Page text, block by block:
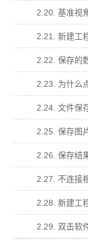
2.21. 新建工
2.22. 保存的
2.23. 为什么
2.24. 文件
2.25. 保存
2.26. 保存